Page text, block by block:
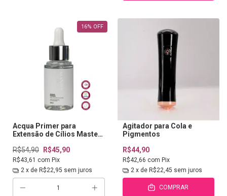
16% OFF
Acqua Primer para
Extensão de Cílios Master
R$54,90
R$45,90
R$43,61 com Pix
2 x de R$22,95 sem juros
Agitador para Cola e
Pigmentos
R$44,90
R$42,66 com Pix
2 x de R$22,45 sem juros
COMPRAR